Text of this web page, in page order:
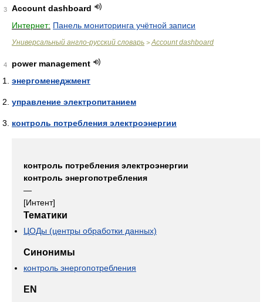
3
Account dashboard
Интернет: Панель мониторинга учётной записи
Универсальный англо-русский словарь > Account dashboard
4
power management
энергоменеджмент
управление электропитанием
контроль потребления электроэнергии
контроль потребления электроэнергии
контроль энергопотребления
—
[Интент]
Тематики
ЦОДы (центры обработки данных)
Синонимы
контроль энергопотребления
EN